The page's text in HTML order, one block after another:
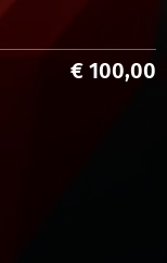
€ 100,00